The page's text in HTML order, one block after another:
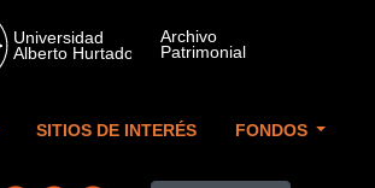
SITIOS DE INTERÉS FONDOS